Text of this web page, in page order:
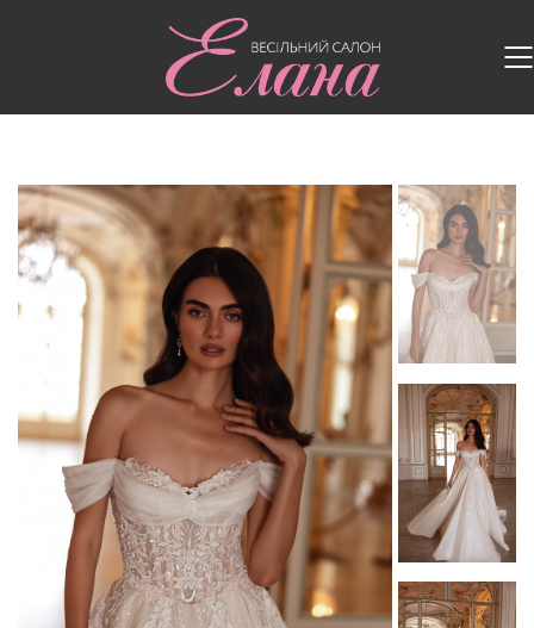
Весільні сукні/